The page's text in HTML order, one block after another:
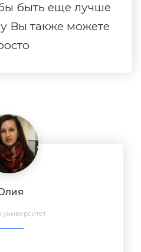
быть еще лучше
Вы также можете
университет